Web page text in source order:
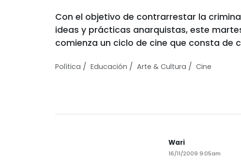
Con el objetivo de contrarrestar la
ideas y prácticas anarquistas, este
comienza un ciclo de cine que consta de
Política / Educación / Arte & Cultura / Cine
Wari
16/11/2009 9:05am